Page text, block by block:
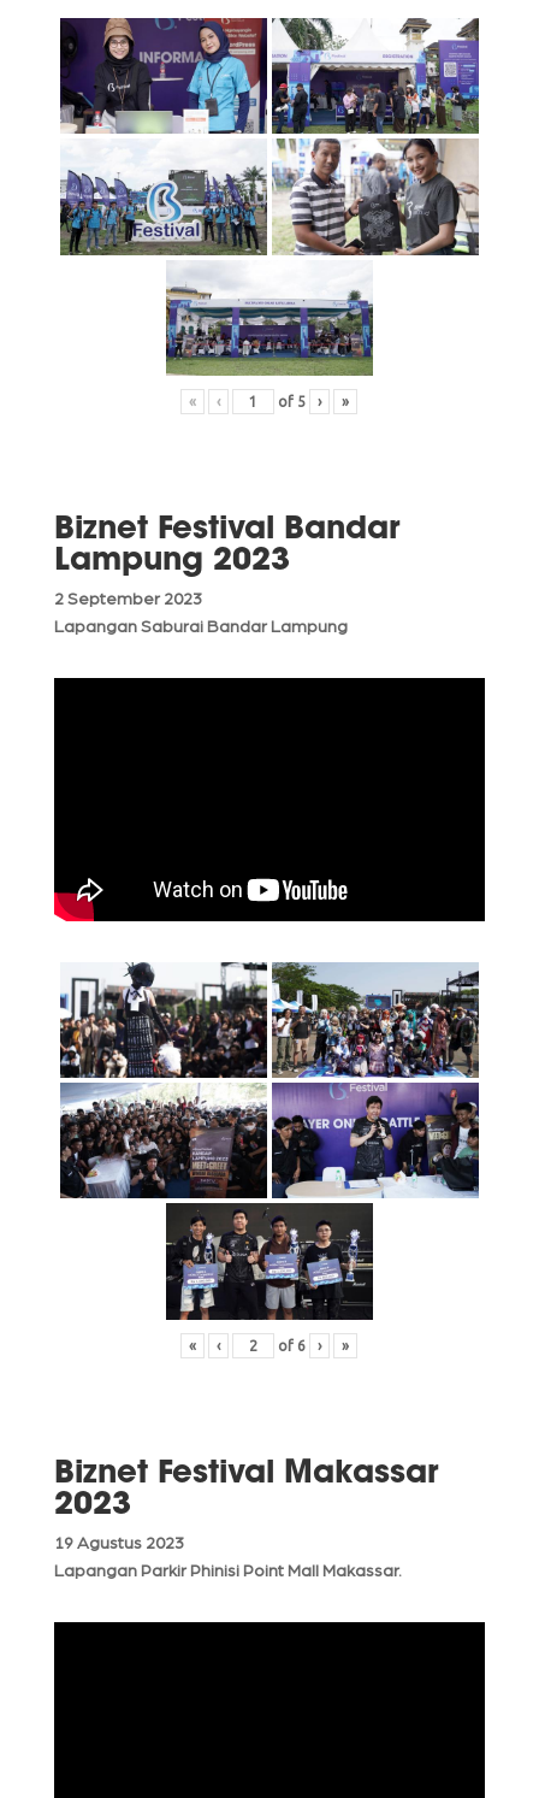
« ‹ of 5 › »
Biznet Festival Bandar
Lampung 2023
2 September 2023
Lapangan Saburai Bandar Lampung
« ‹ of 6 › »
Biznet Festival Makassar
2023
19 Agustus 2023
Lapangan Parkir Phinisi Point Mall Makassar.